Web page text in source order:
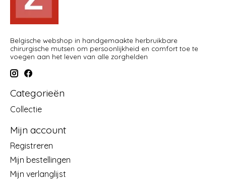
Belgische webshop in handgemaakte herbruikbare
chirurgische mutsen om persoonlijkheid en comfort toe te
voegen aan het leven van alle zorghelden
Categorieën
Collectie
Mijn account
Registreren
Mijn bestellingen
Mijn verlanglijst